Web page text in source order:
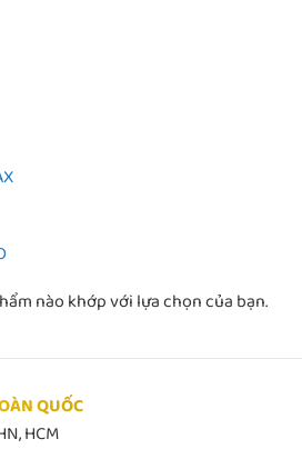
nào khớp với lựa chọn của bạn.
QUỐC
HCM